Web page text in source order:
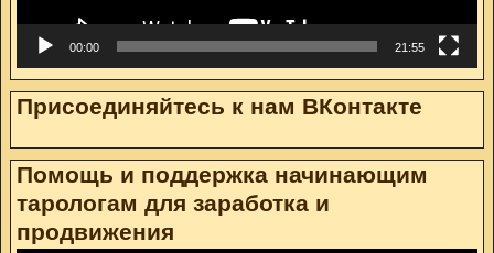
00:00 21:55
Присоединяйтесь к нам ВКонтакте
Помощь и поддержка начинающим
тарологам для заработка и
продвижения